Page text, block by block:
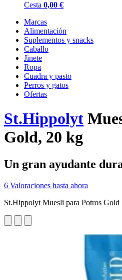
Cesta 0,00 €
Marcas
Alimentación
Suplementos y snacks
Caballo
Jinete
Ropa
Cuadra y pasto
Perros y gatos
Ofertas
St.Hippolyt
Gold, 20 kg
Un gran ayudante
6 Valoraciones hasta ahora
St.Hippolyt Muesli para Potros Gold